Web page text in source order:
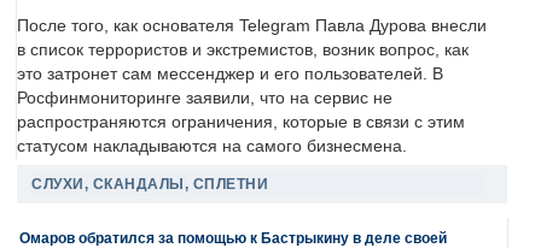
После того, как основателя Telegram Павла Дурова внесли
в список террористов и экстремистов, возник вопрос, как
это затронет сам мессенджер и его пользователей. В
Росфинмониторинге заявили, что на сервис не
распространяются ограничения, которые в связи с этим
статусом накладываются на самого бизнесмена.
СЛУХИ, СКАНДАЛЫ, СПЛЕТНИ
Омаров обратился за помощью к Бастрыкину в деле своей